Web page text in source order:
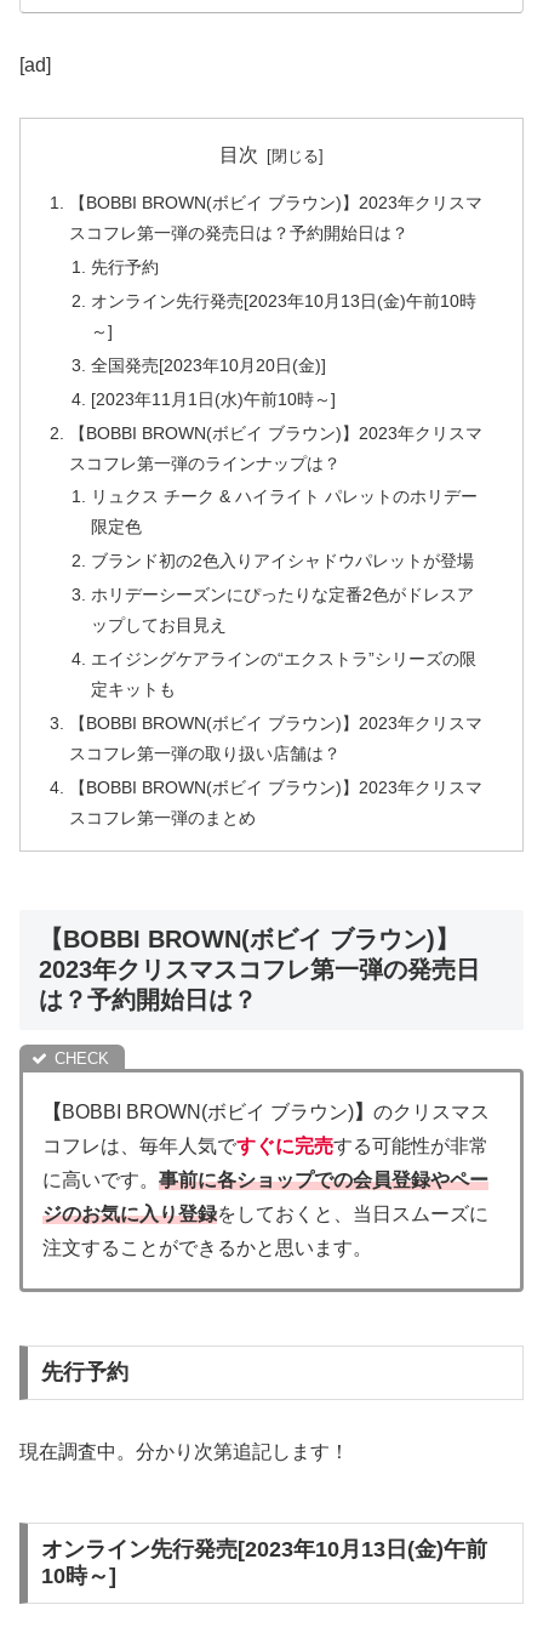
[ad]
目次
【BOBBI BROWN(ボビイ ブラウン)】2023年クリスマ
スコフレ第一弾の発売日は？予約開始日は？
先行予約
オンライン先行発売[2023年10月13日(金)午前10時
～]
全国発売[2023年10月20日(金)]
[2023年11月1日(水)午前10時～]
【BOBBI BROWN(ボビイ ブラウン)】2023年クリスマ
スコフレ第一弾のラインナップは？
リュクス チーク & ハイライト パレットのホリデー
限定色
ブランド初の2色入りアイシャドウパレットが登場
ホリデーシーズンにぴったりな定番2色がドレスア
ップしてお目見え
エイジングケアラインの“エクストラ”シリーズの限
定キットも
【BOBBI BROWN(ボビイ ブラウン)】2023年クリスマ
スコフレ第一弾の取り扱い店舗は？
【BOBBI BROWN(ボビイ ブラウン)】2023年クリスマ
スコフレ第一弾のまとめ
【BOBBI BROWN(ボビイ ブラウン)】
2023年クリスマスコフレ第一弾の発売日
は？予約開始日は？
【 BOBBI BROWN(ボビイ ブラウン)】 のクリスマス
コフレは、毎年人気ですぐに完売する可能性が非常
に高いです。 事前に各ショップでの会員登録やペー
ジのお気に入り登録をしておくと、当日スムーズに
注文することができるかと思います。
先行予約
現在調査中。分かり次第追記します！
オンライン先行発売[2023年10月13日(金)午前
10時～]